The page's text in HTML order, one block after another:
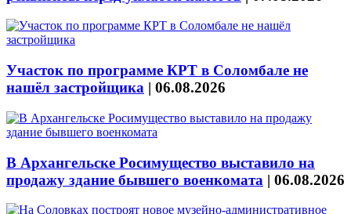
Участок по программе КРТ в Соломбале не
нашёл застройщика | 06.08.2026
В Архангельске Росимущество выставило на
продажу здание бывшего военкомата | 06.08.2026